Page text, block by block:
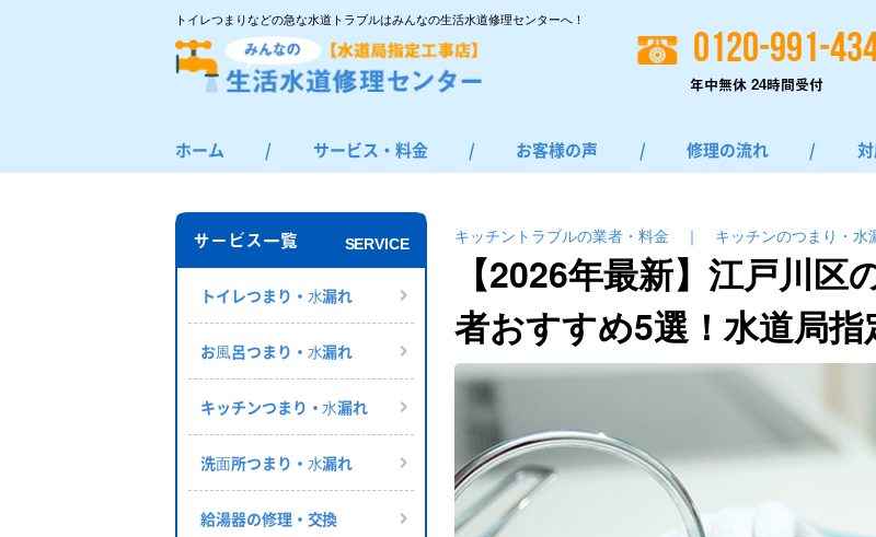
トイレつまりなどの急な水道トラブルはみんなの生活水道修理センターへ！
0120-991-
年中無休 24時間受付
ホーム / サービス・料金
トイレつまり・水漏れ
お風呂つまり・水漏れ
キッチンつまり・水漏れ
洗面所つまり・水漏れ
給湯器の修理・交換
その他のつまり・水漏れ
/ お客様の声 / 修理の流れ /
サービス一覧 SERVICE
トイレつまり・⽔漏れ
お⾵呂つまり・⽔漏れ
キッチンつまり・⽔漏れ
洗⾯所つまり・⽔漏れ
給湯器の修理・交換
キッチントラブルの業者・料金 ｜ キッチンのつまり・⽔
【2026年最新】江戸川
者おすすめ5選！水道局